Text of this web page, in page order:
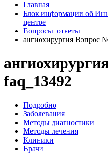
Главная
Блок информации об
центре
Вопросы, ответы
ангиохирургия Вопрос
faq_13492
Подробно
Заболевания
Методы диагностики
Методы лечения
Клиники
Врачи